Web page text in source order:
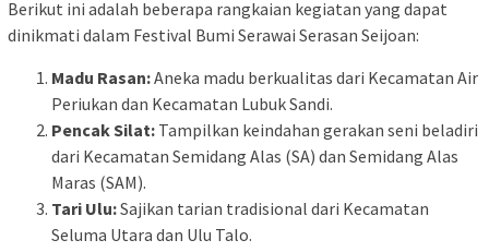
Berikut ini adalah beberapa rangkaian kegiatan yang dapat
dinikmati dalam Festival Bumi Serawai Serasan Seijoan:
Madu Rasan:Aneka madu berkualitas dari Kecamatan Air
Periukan dan Kecamatan Lubuk Sandi.
Pencak Silat: Tampilkan keindahan gerakan seni beladiri
dari Kecamatan Semidang Alas (SA) dan Semidang Alas
Maras (SAM).
Tari Ulu:Sajikan tarian tradisional dari Kecamatan
Seluma Utara dan Ulu Talo.